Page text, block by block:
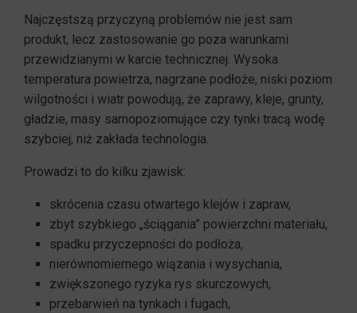
Najczęstszą przyczyną problemów nie jest sam
produkt, lecz zastosowanie go poza warunkami
przewidzianymi w karcie technicznej. Wysoka
temperatura powietrza, nagrzane podłoże, niski poziom
wilgotności i wiatr powodują, że zaprawy, kleje, grunty,
gładzie, masy samopoziomujące czy tynki tracą wodę
szybciej, niż zakłada technologia.
Prowadzi to do kilku zjawisk:
skrócenia czasu otwartego klejów i zapraw,
zbyt szybkiego „ściągania” powierzchni materiału,
spadku przyczepności do podłoża,
nierównomiernego wiązania i wysychania,
zwiększonego ryzyka rys skurczowych,
przebarwień na tynkach i fugach,